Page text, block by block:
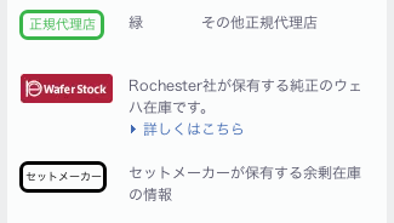
正規代理店 緑 その他正規代理店
Rochester社が保有する純正のウェ
ハ在庫です。
詳しくはこちら
セットメーカー
セットメーカーが保有する余剰在庫
の情報